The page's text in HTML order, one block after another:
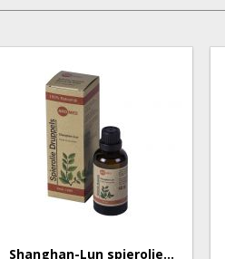
Shanghan-Lun spierolie...